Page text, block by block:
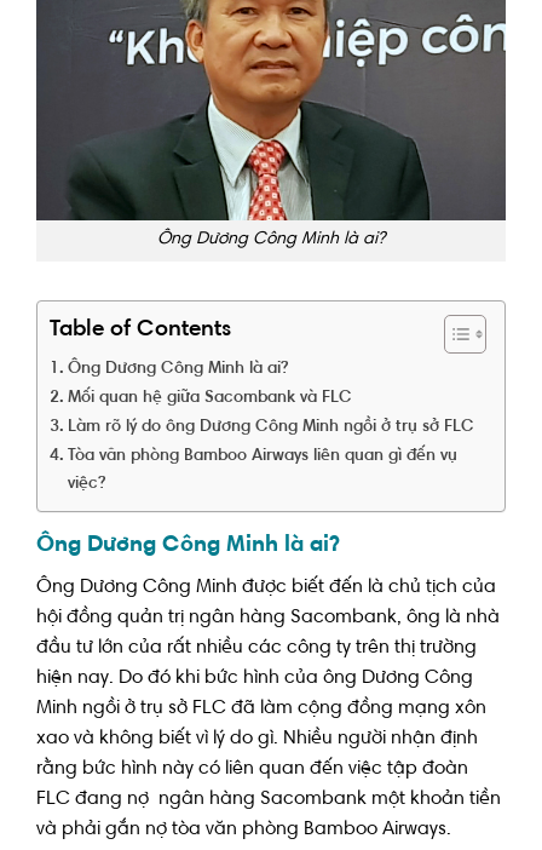
Ông Dương Công Minh là ai?
Table of Contents
Ông Dương Công Minh là ai?
Mối quan hệ giữa Sacombank và FLC
Làm rõ lý do ông Dương Công Minh ngồi ở trụ sở FLC
Tòa văn phòng Bamboo Airways liên quan gì đến vụ
việc?
Ông Dương Công Minh là ai?
Ông Dương Công Minh được biết đến là chủ tịch của
hội đồng quản trị ngân hàng Sacombank, ông là nhà
đầu tư lớn của rất nhiều các công ty trên thị trường
hiện nay. Do đó khi bức hình của ông Dương Công
Minh ngồi ở trụ sở FLC đã làm cộng đồng mạng xôn
xao và không biết vì lý do gì. Nhiều người nhận định
rằng bức hình này có liên quan đến việc tập đoàn
FLC đang nợ ngân hàng Sacombank một khoản tiền
và phải gắn nợ tòa văn phòng Bamboo Airways.